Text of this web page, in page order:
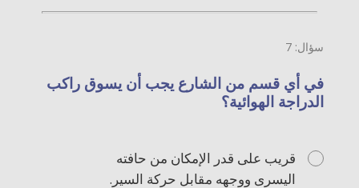
سؤال: 7
في أي قسم من الشارع يجب أن يسوق راكب
الدراجة الهوائية؟
قريب على قدر الإمكان من حافته
اليسرى ووجهه مقابل حركة السير.